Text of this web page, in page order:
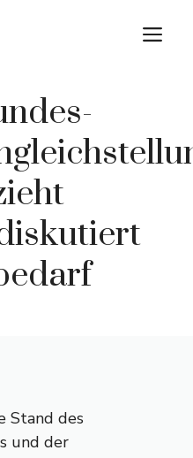
Stand des
und der